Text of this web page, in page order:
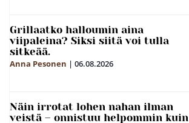
Grillaatko halloumin aina
viipaleina? Siksi siitä voi tulla
sitkeää.
Anna Pesonen | 06.08.2026
Näin irrotat lohen nahan ilman
veistä – onnistuu helpommin kuin